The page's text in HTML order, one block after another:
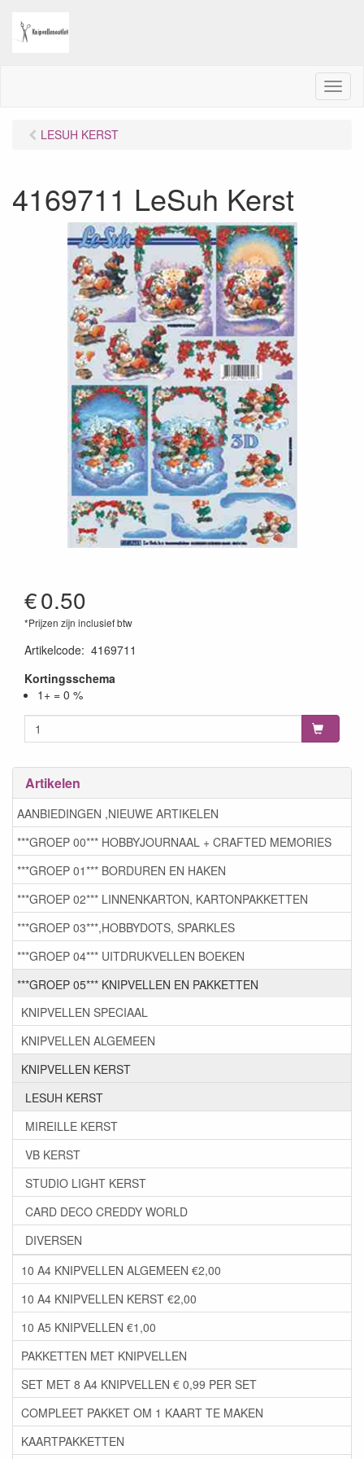
M
e
LESUH KERST
4169711 LeSuh Kerst
€0.50
*Prijzen zijn inclusief btw
Artikelcode: 4169711
Kortingsschema
1+ = 0 %
Artikelen
AANBIEDINGEN ,NIEUWE ARTIKELEN
***GROEP 00*** HOBBYJOURNAAL + CRAFTED MEMORIES
***GROEP 01*** BORDUREN EN HAKEN
***GROEP 02*** LINNENKARTON, KARTONPAKKETTEN
***GROEP 03***,HOBBYDOTS, SPARKLES
***GROEP 04*** UITDRUKVELLEN BOEKEN
***GROEP 05*** KNIPVELLEN EN PAKKETTEN
KNIPVELLEN SPECIAAL
KNIPVELLEN ALGEMEEN
KNIPVELLEN KERST
LESUH KERST
MIREILLE KERST
VB KERST
STUDIO LIGHT KERST
CARD DECO CREDDY WORLD
DIVERSEN
10 A4 KNIPVELLEN ALGEMEEN €2,00
10 A4 KNIPVELLEN KERST €2,00
10 A5 KNIPVELLEN €1,00
PAKKETTEN MET KNIPVELLEN
SET MET 8 A4 KNIPVELLEN € 0,99 PER SET
COMPLEET PAKKET OM 1 KAART TE MAKEN
KAARTPAKKETTEN